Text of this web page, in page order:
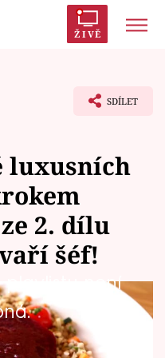
ŽIVĚ
SDÍLET
luxusních
2. dílu
šéf!
není
2. díl kuchařské
v televizi,
Opět si pro